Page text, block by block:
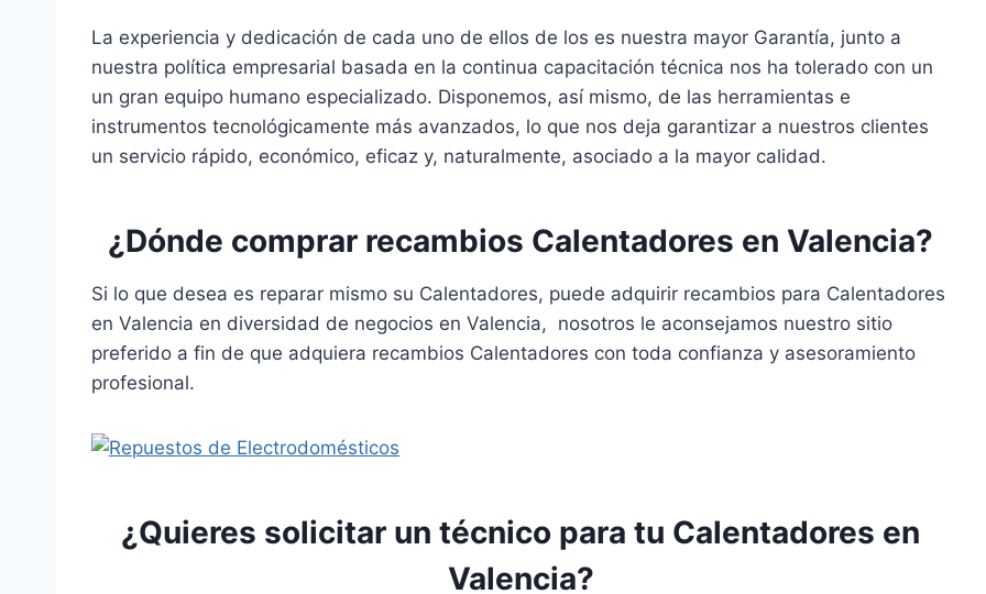
La experiencia y dedicación de cada uno de ellos de los es nuestra mayor Garantía, junto a
nuestra política empresarial basada en la continua capacitación técnica nos ha tolerado con un
un gran equipo humano especializado. Disponemos, así mismo, de las herramientas e
instrumentos tecnológicamente más avanzados, lo que nos deja garantizar a nuestros clientes
un servicio rápido, económico, eficaz y, naturalmente, asociado a la mayor calidad.
¿Dónde comprar recambios Calentadores en Valencia?
Si lo que desea es reparar mismo su Calentadores, puede adquirir recambios para Calentadores
en Valencia en diversidad de negocios en Valencia, nosotros le aconsejamos nuestro sitio
preferido a fin de que adquiera recambios Calentadores con toda confianza y asesoramiento
profesional.
¿Quieres solicitar un técnico para tu Calentadores en
Valencia?